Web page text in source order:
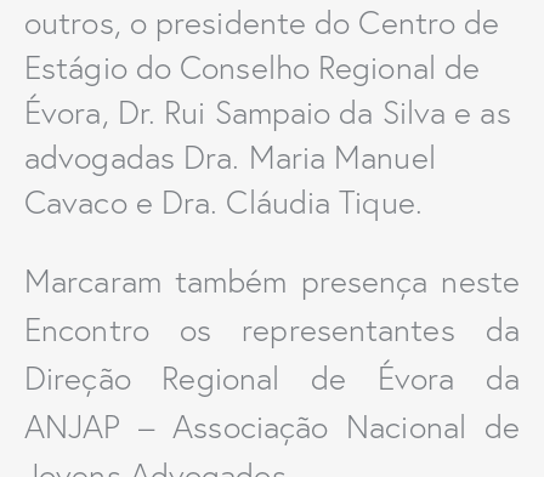
outros, o presidente do Centro de
Estágio do Conselho Regional de
Évora, Dr. Rui Sampaio da Silva e as
advogadas Dra. Maria Manuel
Cavaco e Dra. Cláudia Tique.
Marcaram também presença neste
Encontro os representantes da
Direção Regional de Évora da
ANJAP – Associação Nacional de